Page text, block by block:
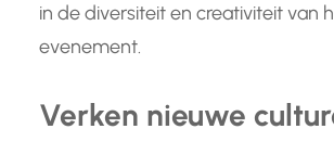
in de diversiteit en creativiteit van
evenement.
Verken nieuwe